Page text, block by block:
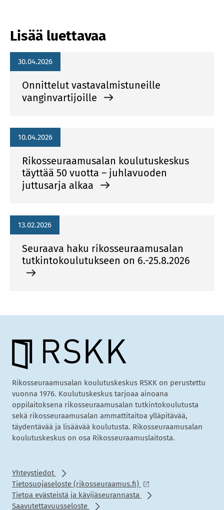
Lisää luettavaa
30.04.2026
Onnittelut vastavalmistuneille
vanginvartijoille
10.04.2026
Rikosseuraamusalan koulutuskeskus
täyttää 50 vuotta – juhlavuoden
juttusarja alkaa
13.02.2026
Seuraava haku rikosseuraamusalan
tutkintokoulutukseen on 6.-25.8.2026
Rikosseuraamusalan koulutuskeskus RSKK on perustettu
vuonna 1976. Koulutuskeskus tarjoaa ainoana
oppilaitoksena rikosseuraamusalan tutkintokoulutusta
sekä rikosseuraamusalan ammattitaitoa ylläpitävää,
täydentävää ja lisäävää koulutusta. Rikosseuraamusalan
koulutuskeskus on osa Rikosseuraamuslaitosta.
Yhteystiedot
Tietosuojaseloste (rikosseuraamus.fi)
Tietoa evästeistä ja kävijäseurannasta
Saavutettavuusseloste